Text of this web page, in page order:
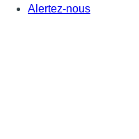
Alertez-nous